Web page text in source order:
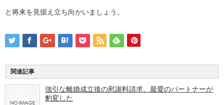
と将来を見据え立ち向かいましょう。
関連記事
強引な離婚成立後の慰謝料請求、最愛のパートナーが
豹変した